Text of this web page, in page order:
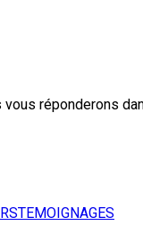
TEMOIGNAGES
réponderons